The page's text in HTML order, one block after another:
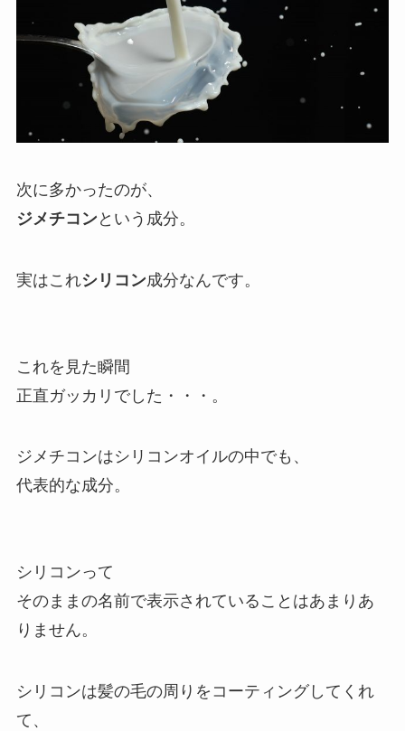
次に多かったのが、
ジメチコンという成分。
実はこれシリコン成分なんです。
これを見た瞬間
正直ガッカリでした・・・。
ジメチコンはシリコンオイルの中でも、
代表的な成分。
シリコンって
そのままの名前で表示されていることはあまりあ
りません。
シリコンは髪の毛の周りをコーティングしてくれ
て、